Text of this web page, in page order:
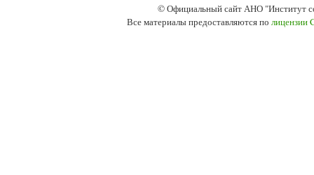
© Официальный сайт АНО "Институт
Все материалы предоставляются по лицензии